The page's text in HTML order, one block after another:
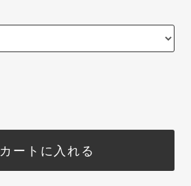
カートに入れる